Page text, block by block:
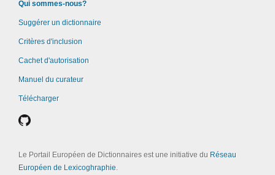
Qui sommes-nous?
Suggérer un dictionnaire
Critères d'inclusion
Cachet d'autorisation
Manuel du curateur
Télécharger
Le Portail Européen de Dictionnaires est une initiative du Réseau
Européen de Lexicoghraphie.